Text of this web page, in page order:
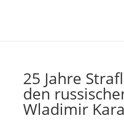
25 Jahre
den
Wladimir